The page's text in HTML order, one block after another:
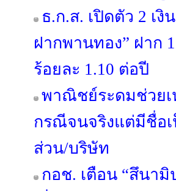
ธ.ก.ส. เปิดตัว 2 เงิ
ฝากพานทอง” ฝาก
ร้อยละ 1.10 ต่อปี
พาณิชย์ระดมช่วยเ
กรณีจนจริงแต่มีชื่อ
ส่วน/บริษัท
กอช. เตือน “สึนามิ